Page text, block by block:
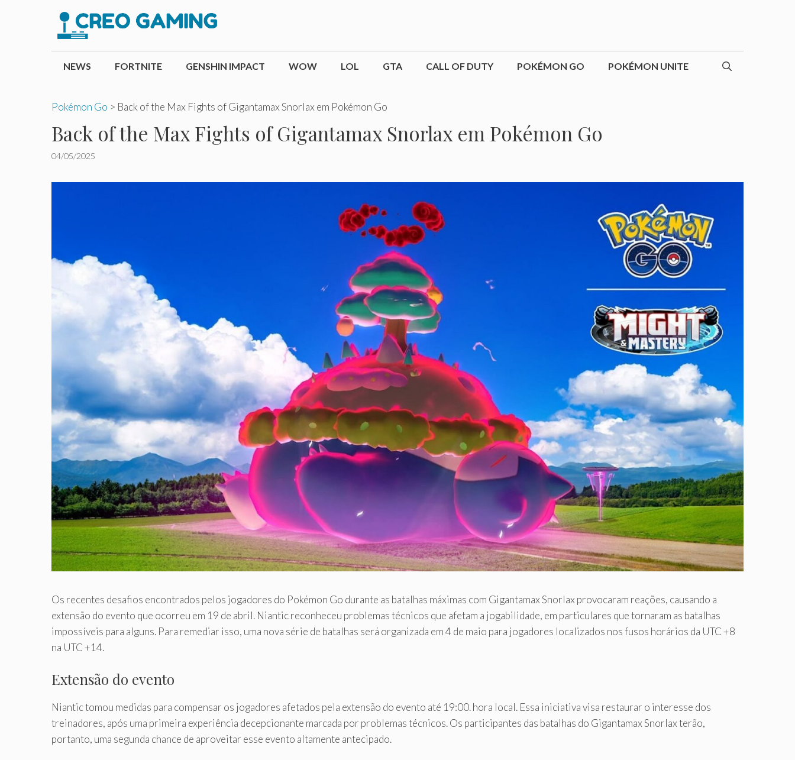
conteúdo
NEWS FORTNITE GENSHIN IMPACT WOW LOL GTA CALL OF DUTY POKÉMON GO POKÉMON UNITE
Pokémon Go > Back of the Max Fights of Gigantamax Snorlax em Pokémon Go
Back of the Max Fights of Gigantamax Snorlax em Pokémon Go
04/05/2025
Os recentes desafios encontrados pelos jogadores do Pokémon Go durante as batalhas máximas com Gigantamax Snorlax provocaram reações, causando a
extensão do evento que ocorreu em 19 de abril. Niantic reconheceu problemas técnicos que afetam a jogabilidade, em particulares que tornaram as batalhas
impossíveis para alguns. Para remediar isso, uma nova série de batalhas será organizada em 4 de maio para jogadores localizados nos fusos horários da UTC +8
na UTC +14.
Extensão do evento
Niantic tomou medidas para compensar os jogadores afetados pela extensão do evento até 19:00. hora local. Essa iniciativa visa restaurar o interesse dos
treinadores, após uma primeira experiência decepcionante marcada por problemas técnicos. Os participantes das batalhas do Gigantamax Snorlax terão,
portanto, uma segunda chance de aproveitar esse evento altamente antecipado.